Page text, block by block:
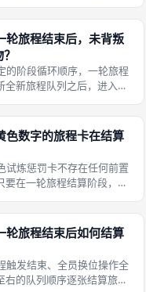
两套翻盘条件形成鲜明对
，一
轮旅程结束后，未背叛
的阶段循环顺序，一轮旅程
新旅程队列之后，进入勇
的玩家也就是全体忠诚阵营
抽
色数字的旅程卡在结算
试炼惩罚卡不存在任何前置
在一轮旅程结算阶段，按
特定试炼进度，也不受场上
槛
轮旅程结束后如何结算
触发结束、全员换位操作全
的队列顺序逐张结算旅程